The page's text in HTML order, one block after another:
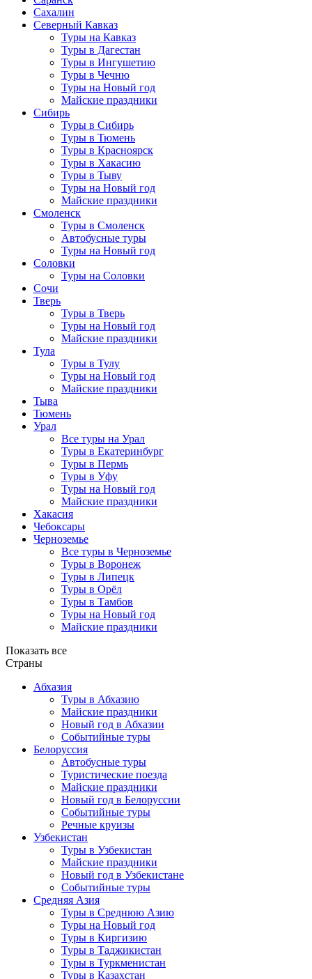
Сахалин
Северный Кавказ
Туры на Кавказ
Туры в Дагестан
Туры в Ингушетию
Туры в Чечню
Туры на Новый год
Майские праздники
Сибирь
Туры в Сибирь
Туры в Тюмень
Туры в Красноярск
Туры в Хакасию
Туры в Тыву
Туры на Новый год
Майские праздники
Смоленск
Туры в Смоленск
Автобусные туры
Туры на Новый год
Соловки
Туры на Соловки
Сочи
Тверь
Туры в Тверь
Туры на Новый год
Майские праздники
Тула
Туры в Тулу
Туры на Новый год
Майские праздники
Тыва
Тюмень
Урал
Все туры на Урал
Туры в Екатеринбург
Туры в Пермь
Туры в Уфу
Туры на Новый год
Майские праздники
Хакасия
Чебоксары
Черноземье
Все туры в Черноземье
Туры в Воронеж
Туры в Липецк
Туры в Орёл
Туры в Тамбов
Туры на Новый год
Майские праздники
Показать все
Страны
Абхазия
Туры в Абхазию
Майские праздники
Новый год в Абхазии
Событийные туры
Белоруссия
Автобусные туры
Туристические поезда
Майские праздники
Новый год в Белоруссии
Событийные туры
Речные круизы
Узбекистан
Туры в Узбекистан
Майские праздники
Новый год в Узбекистане
Событийные туры
Средняя Азия
Туры в Среднюю Азию
Туры на Новый год
Туры в Киргизию
Туры в Таджикистан
Туры в Туркменистан
Туры в Казахстан